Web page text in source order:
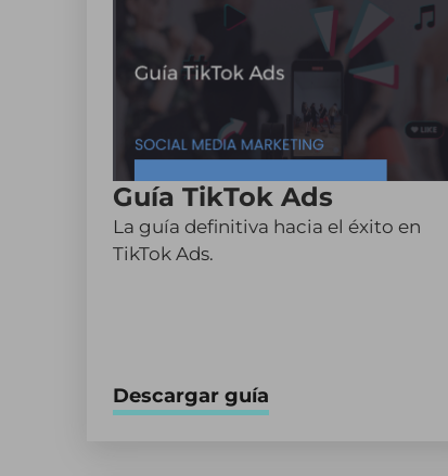
Guía TikTok Ads
La guía definitiva hacia el éxito en
TikTok Ads.
Descargar guía